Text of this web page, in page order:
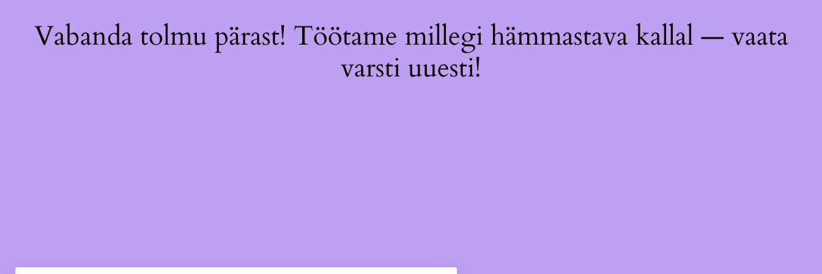
Vabanda tolmu pärast! Töötame millegi hämmastava kallal — vaata
varsti uuesti!